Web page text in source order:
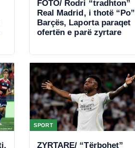
FOTO/ Rodri “tradhton”
Real Madrid, i thotë “Po”
Barçës, Laporta paraqet
ofertën e parë zyrtare
SPORT
ZYRTARE/ “Tërbohet”